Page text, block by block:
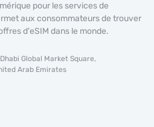
pour les services de
aux consommateurs de trouver
d'eSIM dans le monde.
Global Market Square,
Arab Emirates